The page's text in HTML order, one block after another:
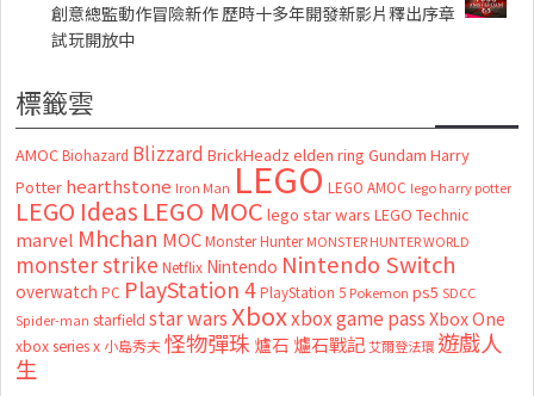
創意總監動作冒險新作 歷時十多年開發新影片釋出序章
試玩開放中
標籤雲
AMOC Biohazard Blizzard BrickHeadz elden ring Gundam Harry
Potter hearthstone Iron Man LEGO LEGO AMOC lego harry potter
LEGO Ideas LEGO MOC lego star wars LEGO Technic
marvel Mhchan MOC Monster Hunter MONSTER HUNTER WORLD
monster strike Netflix Nintendo Nintendo Switch
overwatch PC PlayStation 4 PlayStation 5 Pokemon ps5 SDCC
Spider-man starfield star warsXboxxbox game passXbox One
xbox series x 小島秀夫怪物彈珠 爐石 爐石戰記艾爾登法環 遊戲人
生